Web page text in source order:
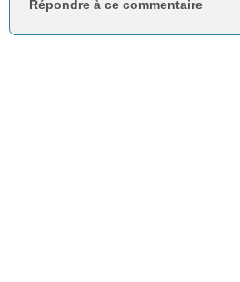
Répondre à ce commentaire